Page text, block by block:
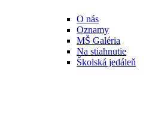
O nás
Oznamy
MŠ Galéria
Na stiahnutie
Školská jedáleň